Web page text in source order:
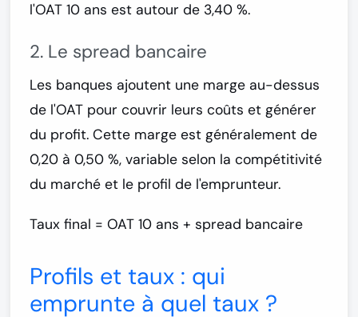
l'OAT 10 ans est autour de 3,40 %.
2. Le spread bancaire
Les banques ajoutent une marge au-dessus
de l'OAT pour couvrir leurs coûts et générer
du profit. Cette marge est généralement de
0,20 à 0,50 %, variable selon la compétitivité
du marché et le profil de l'emprunteur.
Taux final = OAT 10 ans + spread bancaire
Profils et taux : qui
emprunte à quel taux ?